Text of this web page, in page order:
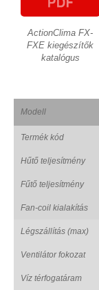
ActionClima FX-
FXE kiegészítők
katalógus
Modell
Termék kód
Hűtő teljesítmény
Fűtő teljesítmény
Fan-coil kialakítás
Légszállítás (max)
Ventilátor fokozat
Víz térfogatáram